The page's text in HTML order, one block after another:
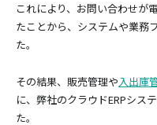
これにより、お問い合わせが
たことから、システムや業務
た。
その結果、販売管理や入出庫
に、弊社のクラウドERPシス
た。